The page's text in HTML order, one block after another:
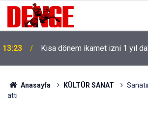
13:23 Kısa dönem ikamet izni 1 yıl
Anasayfa KÜLTÜR SANAT
attı